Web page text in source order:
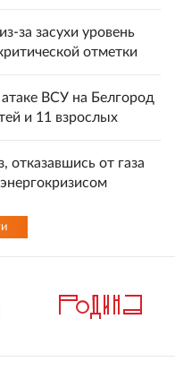
за засухи уровень
отметки
ВСУ на Белгород
и 11 взрослых
от газа